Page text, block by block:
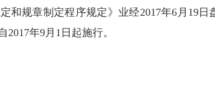
发布时间：2017-07-26 浏览次数： 781次